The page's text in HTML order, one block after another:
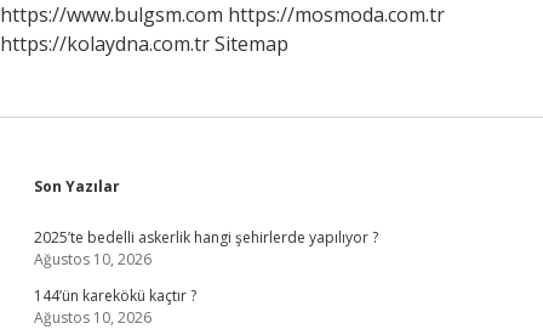
https://www.bulgsm.com https://mosmoda.com.tr
https://kolaydna.com.trSitemap
Sidebar
Son Yazılar
2025’te bedelli askerlik hangi şehirlerde yapılıyor ?
Ağustos 10, 2026
144’ün karekökü kaçtır ?
Ağustos 10, 2026